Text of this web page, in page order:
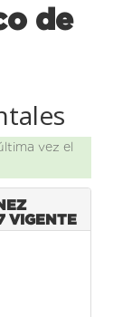
de
vez el
VIGENTE